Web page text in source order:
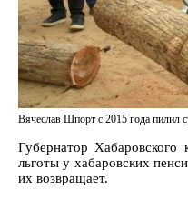
Вячеслав Шпорт с 2015 года пилил
Губернатор
льготы у хабаровских
их возвращает.